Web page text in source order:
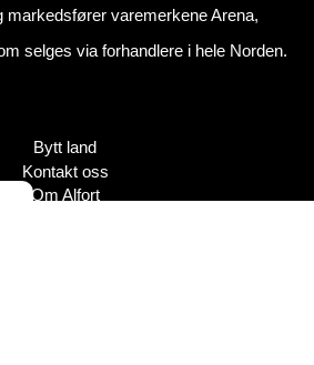
markedsfører varemerkene Arena,
selges via forhandlere i hele Norden.
Bytt land
Kontakt oss
Om Alfort